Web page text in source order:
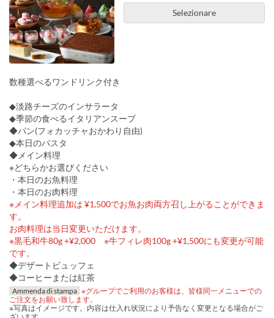
Selezionare
数種選べるワンドリンク付き
◆淡路チーズのインサラータ
◆季節の食べるイタリアンスープ
◆パン(フォカッチャおかわり自由)
◆本日のパスタ
◆メイン料理
※どちらかお選びください
・本日のお魚料理
・本日のお肉料理
※メイン料理追加は ¥1,500でお魚お肉両方召し上がることができま
す。
お肉料理は当日変更いただけます。
※黒毛和牛80g +¥2,000 ※牛フィレ肉100g +¥1,500にも変更が可能
です。
◆デザートビュッフェ
◆コーヒーまたは紅茶
Ammenda di stampa ※グループでご利用のお客様は、皆様同一メニューでの
ご注文をお願い致します。
※写真はイメージです。内容は仕入れ状況により予告なく変更となる場合がご